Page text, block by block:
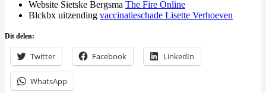
Website Sietske Bergsma The Fire Online
Blckbx uitzending vaccinatieschade Lisette Verhoeven
Dit delen:
Twitter Facebook LinkedIn
WhatsApp